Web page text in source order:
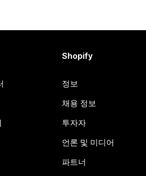
Shopify
정보
채용 정보
투자자
언론 및 미디어
파트너